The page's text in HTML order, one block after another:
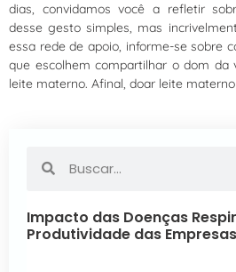
dias, convidamos você a refletir
desse gesto simples, mas
essa rede de apoio, informe-se sobre
que escolhem compartilhar o dom da
leite materno. Afinal, doar leite
Impacto das Doenças
Produtividade das